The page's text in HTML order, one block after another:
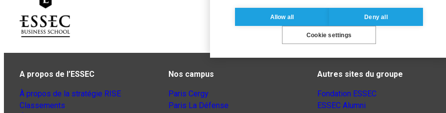
A propos de l’ESSEC
À propos de la stratégie RISE
Classements
Nos campus
Paris Cergy
Paris La Défense
Autres sites du groupe
Fondation ESSEC
ESSEC Alumni
Allow all Deny all
Cookie settings